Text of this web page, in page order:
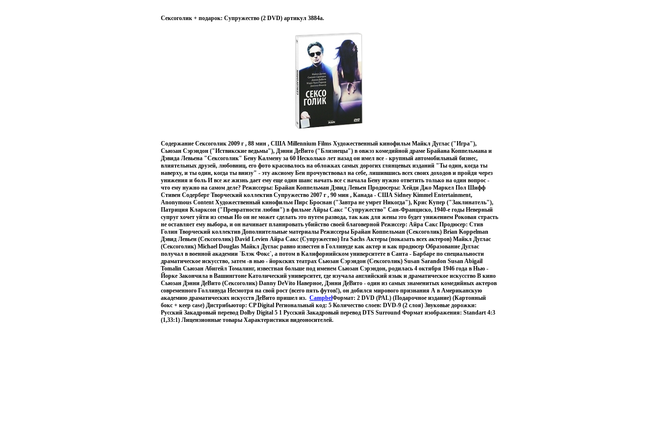
Сексоголик + подарок: Супружество (2 DVD) артикул 3884a.
Содержание Сексоголик 2009 г , 88 мин , США Millennium Films Художественный кинофильм Майкл Дуглас ("Игра"),
Сьюзан Сэрэндон ("Иствикские ведьмы"), Дэнни ДеВито ("Близнецы") в овжэз комедийной драме Брайана Коппельмана и
Дэвида Левьена "Сексоголик" Бену Калмену за 60 Несколько лет назад он имел все - крупный автомобильный бизнес,
влиятельных друзей, любовниц, его фото красовалось на обложках самых дорогих глянцевых изданий "Ты один, когда ты
наверху, и ты один, когда ты внизу" - эту аксиому Бен прочувствовал на себе, лишившись всех своих доходов и пройдя через
унижения и боль И все же жизнь дает ему еще один шанс начать все с начала Бену нужно ответить только на один вопрос -
что ему нужно на самом деле? Режиссеры: Брайан Коппельман Дэвид Левьен Продюсеры: Хейди Джо Маркел Пол Шифф
Стивен Содерберг Творческий коллектив Супружество 2007 г , 90 мин , Канада - США Sidney Kimmel Entertainment,
Anonymous Content Художественный кинофильм Пирс Броснан ("Завтра не умрет Никогда"), Крис Купер ("Заклинатель"),
Патриция Кларксон ("Превратности любви") в фильме Айры Сакс "Супружество" Сан-Франциско, 1940-е годы Неверный
супруг хочет уйти из семьи Но он не может сделать это путем развода, так как для жены это будет унижением Роковая страсть
не оставляет ему выбора, и он начинает планировать убийство своей благоверной Режиссер: Айра Сакс Продюсер: Стив
Голин Творческий коллектив Дополнительные материалы Режиссеры Брайан Коппельман (Сексоголик) Brian Koppelman
Дэвид Левьен (Сексоголик) David Levien Айра Сакс (Супружество) Ira Sachs Актеры (показать всех актеров) Майкл Дуглас
(Сексоголик) Michael Douglas Майкл Дуглас равно известен в Голливуде как актер и как продюсер Образование Дуглас
получал в военной академии `Блэк Фокс`, а потом в Калифорнийском университете в Санта - Барбаре по специальности
драматическое искусство, затем -в нью - йоркских театрах Сьюзан Сэрэндон (Сексоголик) Susan Sarandon Susan Abigail
Tomalin Сьюзан Абигейл Томалинг, известная больше под именем Сьюзан Сэрэндон, родилась 4 октября 1946 года в Нью -
Йорке Закончила в Вашингтоне Католический университет, где изучала английский язык и драматическое искусство В кино
Сьюзан Дэнни ДеВито (Сексоголик) Danny DeVito Наверное, Дэнни ДеВито - один из самых знаменитых комедийных актеров
современного Голливуда Несмотря на свой рост (всего пять футов!), он добился мирового признания А в Американскую
академию драматических искусств ДеВито пришел из. CampbelФормат: 2 DVD (PAL) (Подарочное издание) (Картонный
бокс + кеер case) Дистрибьютор: CP Digital Региональный код: 5 Количество слоев: DVD-9 (2 слоя) Звуковые дорожки:
Русский Закадровый перевод Dolby Digital 5 1 Русский Закадровый перевод DTS Surround Формат изображения: Standart 4:3
(1,33:1) Лицензионные товары Характеристики видеоносителей.